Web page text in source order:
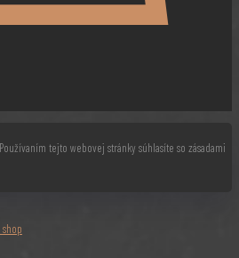
tejto webovej stránky súhlasíte so zásadami